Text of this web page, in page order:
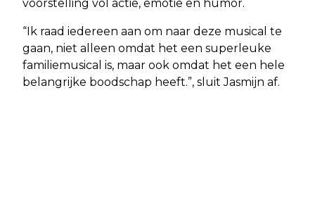
voorstelling vol actie, emotie en humor.
“Ik raad iedereen aan om naar deze musical te
gaan, niet alleen omdat het een superleuke
familiemusical is, maar ook omdat het een hele
belangrijke boodschap heeft.”, sluit Jasmijn af.